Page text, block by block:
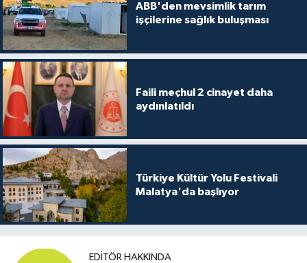
ABB'den mevsimlik tarım
işçilerine sağlık buluşması
Faili meçhul 2 cinayet daha
aydınlatıldı
Türkiye Kültür Yolu Festivali
Malatya'da başlıyor
EDITÖR HAKKINDA